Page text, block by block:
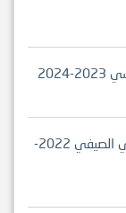
إعلان بخصوص الامتحانات النهائية للفصل الدراسي الصيفي 2022-